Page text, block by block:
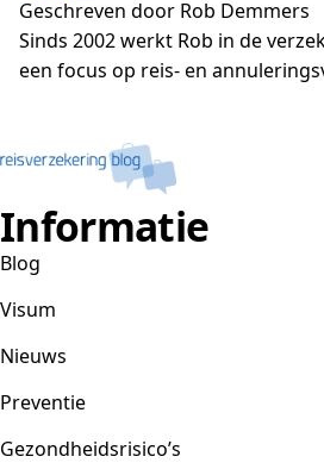
Geschreven door Rob Demmers
Sinds 2002 werkt Rob in de
een focus op reis- en
Informatie
Blog
Visum
Nieuws
Preventie
Gezondheidsrisico’s